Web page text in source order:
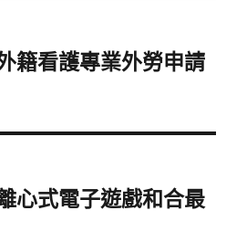
籍看護專業外勞申請
心式電子遊戲和合最